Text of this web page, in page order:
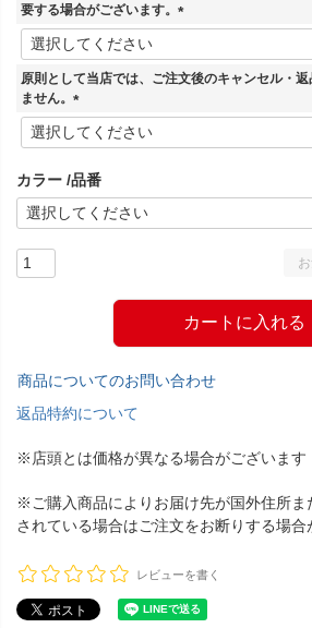
要する場合がございます。
(
須
原則として当店では、ご注文後のキャンセル・
ません。
(
必
)
カラー 品番
カートに入れる
商品についてのお問い合わせ
返品特約について
※店頭とは価格が異なる場合がございます
※ご購入商品によりお届け先が国外住所ま
されている場合はご注文をお断りする場合
レビューを書く